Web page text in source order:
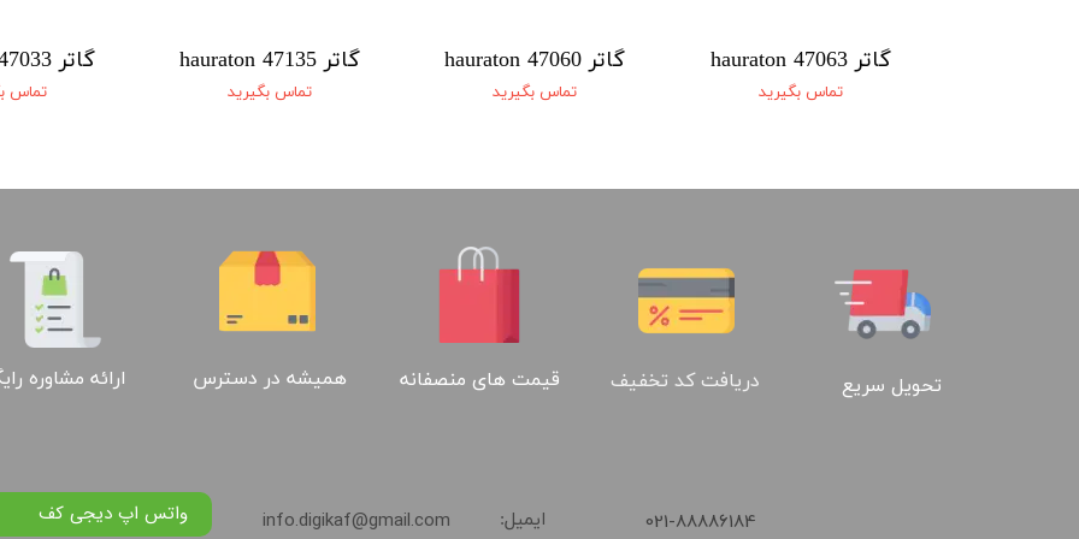
گاتر 47033 hauraton
تماس
گاتر 47135 hauraton
تماس بگیرید
گاتر 47060 hauraton
تماس بگیرید
گاتر 47063 hauraton
تماس بگیرید
تحویل سریع دریافت کد تخفیف قیمت های منصفانه همیشه در دسترس ارائه مشاوره
​021-88886184
info.digikaf@gmail.com ایمیل: واتس اپ دیجی کف